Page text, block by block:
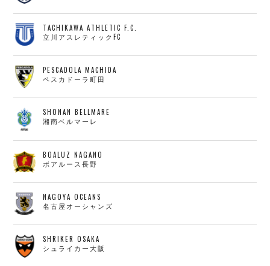
TACHIKAWA ATHLETIC F.C.
立川アスレティックFC
PESCADOLA MACHIDA
ペスカドーラ町田
SHONAN BELLMARE
湘南ベルマーレ
BOALUZ NAGANO
ボアルース長野
NAGOYA OCEANS
名古屋オーシャンズ
SHRIKER OSAKA
シュライカー大阪